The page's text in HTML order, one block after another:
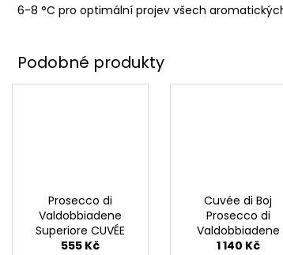
6-8 °C pro optimální projev všech
Prosecco di
Valdobbiadene
Superiore CUVÉE
DEL FONDATORE
555 Kč
Cuvée di Boj
Prosecco di
Valdobbiadene
DOCG MAGNUM.
1 140 Kč